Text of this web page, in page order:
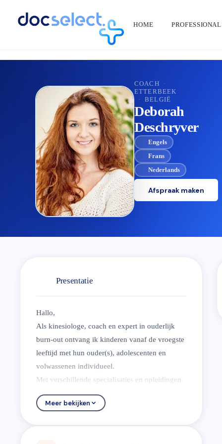
HOME
TERUG NAAR DE DIRECTORY
COACH
·
ETTERBEEK
·
BELGIË
Deborah
Deschryver
Engels
Frans
Nederlands
Afspraak maken
Presentatie
Hallo,
Als kinesiologe, coach en expert in ouderlijk
burn-out ontvang ik kinderen vanaf de vroegste
leeftijd met hun ouder(s), adolescenten en
volwassenen individueel.
Met verschillende specialisaties en opleidingen
heb ik mijn expertisegebied opgebouwd dankzij
mijn ervaring in een instelling voor geestelijke
Meer bekijken